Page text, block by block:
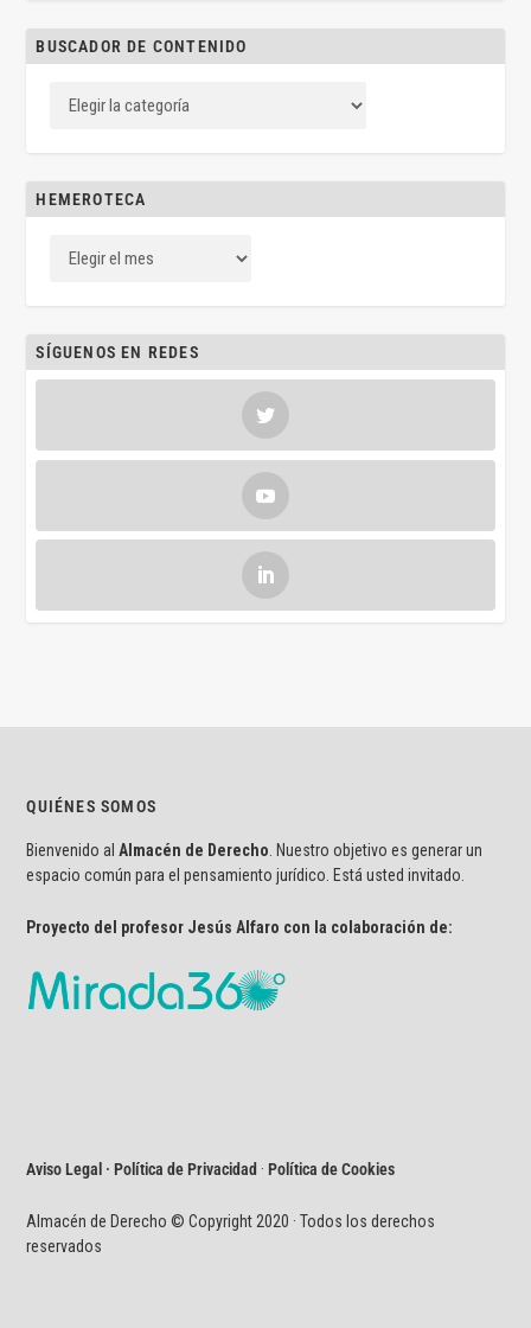
BUSCADOR DE CONTENIDO
HEMEROTECA
SÍGUENOS EN REDES
QUIÉNES SOMOS
Bienvenido alAlmacén de Derecho. Nuestro objetivo es generar un
espacio común para el pensamiento jurídico. Está usted invitado.
Proyecto del profesor Jesús Alfaro con la colaboración de:
Aviso Legal · Política de Privacidad ·Política de Cookies
Almacén de Derecho © Copyright 2020 · Todos los derechos
reservados